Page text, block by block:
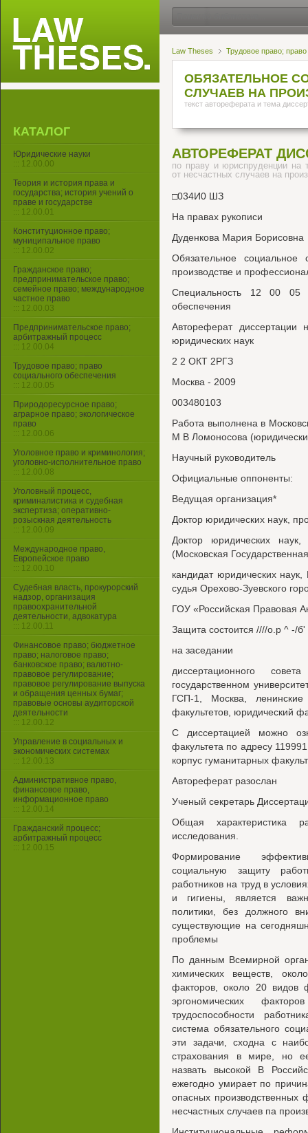
Law Theses Трудовое право;
ОБЯЗАТЕЛЬНОЕ
СЛУЧАЕВ НА
текст автореферата и тема
АВТОРЕФЕРАТ
по праву и юриспруденции на
от несчастных случаев на
□034И0 ШЗ
На правах рукописи
Дуденкова Мария Борисовна
Обязательное социальное
производстве и
Специальность 12 00 05
обеспечения
Автореферат диссертации
юридических наук
2 2 ОКТ 2РГЗ
Москва - 2009
003480103
Работа выполнена в
М В Ломоносова
Научный руководитель
Официальные оппоненты:
Ведущая организация*
Доктор юридических наук,
Доктор юридических
(Московская
кандидат юридических
судья Орехово-Зуевского
ГОУ «Российская Правовая
Защита состоится ////о.р ^ -/б'
на заседании
диссертационного
государственном
ГСП-1, Москва,
факультетов, юридический
С диссертацией можно
факультета по адресу
корпус гуманитарных
Автореферат разослан
Ученый секретарь
Общая характеристика
исследования.
Формирование
социальную защиту
работников на труд в
и гигиены, является
политики, без должного
существующие на
проблемы
По данным Всемирной
химических веществ,
факторов, около 20 видов
эргономических
трудоспособности
система обязательного
эти задачи, сходна с
страхования в мире, но
назвать высокой В
ежегодно умирает по
опасных производственных
несчастных случаев па
КАТАЛОГ
Юридические науки
::: 12.00.00
Теория и история права и
государства; история учений о
праве и государстве
::: 12.00.01
Конституционное право;
муниципальное право
::: 12.00.02
Гражданское право;
предпринимательское право;
семейное право; международное
частное право
::: 12.00.03
Предпринимательское право;
арбитражный процесс
::: 12.00.04
Трудовое право; право
социального обеспечения
::: 12.00.05
Природоресурсное право;
аграрное право; экологическое
право
::: 12.00.06
Уголовное право и криминология;
уголовно-исполнительное право
::: 12.00.08
Уголовный процесс,
криминалистика и судебная
экспертиза; оперативно-
розыскная деятельность
::: 12.00.09
Международное право,
Европейское право
::: 12.00.10
Судебная власть, прокурорский
надзор, организация
правоохранительной
деятельности, адвокатура
::: 12.00.11
Финансовое право; бюджетное
право; налоговое право;
банковское право; валютно-
правовое регулирование;
правовое регулирование выпуска
и обращения ценных бумаг;
правовые основы аудиторской
деятельности
::: 12.00.12
Управление в социальных и
экономических системах
::: 12.00.13
Административное право,
финансовое право,
информационное право
::: 12.00.14
Гражданский процесс;
арбитражный процесс
::: 12.00.15